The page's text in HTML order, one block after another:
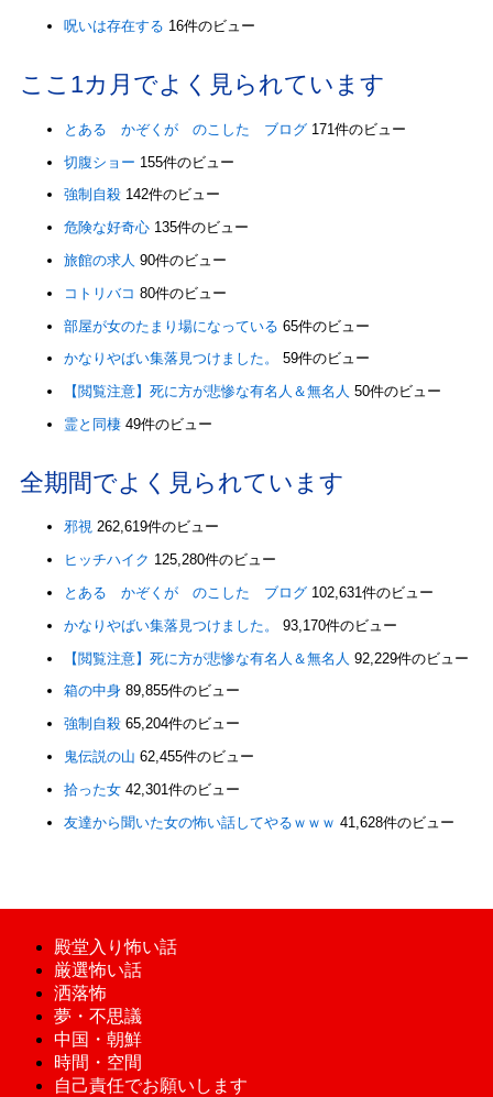
呪いは存在する 16件のビュー
ここ1カ月でよく見られています
とある かぞくが のこした ブログ 171件のビュー
切腹ショー 155件のビュー
強制自殺 142件のビュー
危険な好奇心 135件のビュー
旅館の求人 90件のビュー
コトリバコ 80件のビュー
部屋が女のたまり場になっている 65件のビュー
かなりやばい集落見つけました。
59件のビュー
【閲覧注意】死に方が悲惨な有名人＆無名人 50件のビュー
霊と同棲 49件のビュー
全期間でよく見られています
邪視 262,619件のビュー
ヒッチハイク 125,280件のビュー
とある かぞくが のこした ブログ 102,631件のビュー
かなりやばい集落見つけました。
93,170件のビュー
【閲覧注意】死に方が悲惨な有名人＆無名人 92,229件のビュー
箱の中身 89,855件のビュー
強制自殺 65,204件のビュー
鬼伝説の山 62,455件のビュー
拾った女 42,301件のビュー
友達から聞いた女の怖い話してやるｗｗｗ 41,628件のビュー
殿堂入り怖い話
厳選怖い話
洒落怖
夢・不思議
中国・朝鮮
時間・空間
自己責任でお願いします